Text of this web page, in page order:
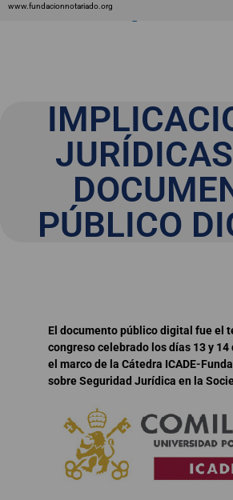
www.fundacionnotariado.org
PÚBLICO
El documento público digital fue el
congreso celebrado los días 13 y 14
el marco de la Cátedra ICADE-
sobre Seguridad Jurídica en la